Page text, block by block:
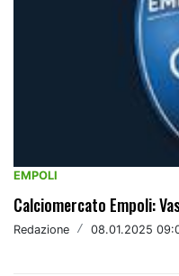
EMPOLI
Calciomercato Empoli:
Redazione / 08.01.2025